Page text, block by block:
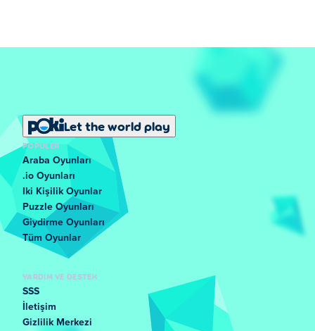
Let the world play
POPÜLER
Araba Oyunları
.io Oyunları
Iki Kişilik Oyunlar
Puzzle Oyunları
Giydirme Oyunları
Tüm Oyunlar
YARDIM VE DESTEK
SSS
İletişim
Gizlilik Merkezi